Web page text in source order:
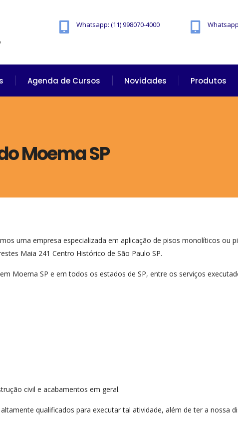
Whatsapp: (11) 998070-4000
Agenda de Cursos Novidades Produtos
Moema SP
uma empresa especializada em aplicação de pisos monolíticos ou
Maia 241 Centro Histórico de São Paulo SP.
Moema SP e em todos os estados de SP, entre os serviços
civil e acabamentos em geral.
qualificados para executar tal atividade, além de ter a nossa